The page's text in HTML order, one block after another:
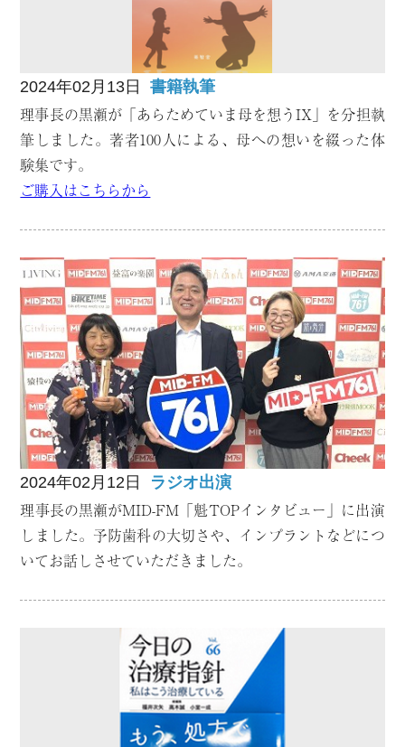
2024年02月13日 書籍執筆
理事長の黒瀬が「あらためていま母を想うIX」を分担執
筆しました。著者100人による、母への想いを綴った体
験集です。
ご購入はこちらから
2024年02月12日 ラジオ出演
理事長の黒瀬がMID-FM「魁TOPインタビュー」に出演
しました。予防歯科の大切さや、インプラントなどにつ
いてお話しさせていただきました。